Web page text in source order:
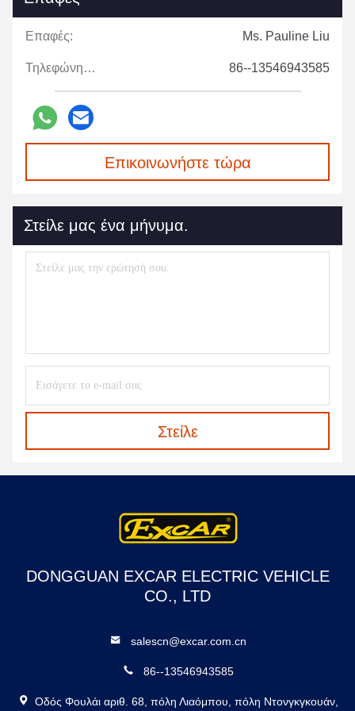
Επαφές: Ms. Pauline Liu
Τηλεφώνημα: 86--13546943585
Επικοινωνήστε τώρα
Στείλε μας ένα μήνυμα.
Στείλε
DONGGUAN EXCAR ELECTRIC VEHICLE
CO., LTD
salescn@excar.com.cn
86--13546943585
Οδός Φουλάι αριθ. 68, πόλη Λιαόμπου, πόλη Ντονγκγκουάν,